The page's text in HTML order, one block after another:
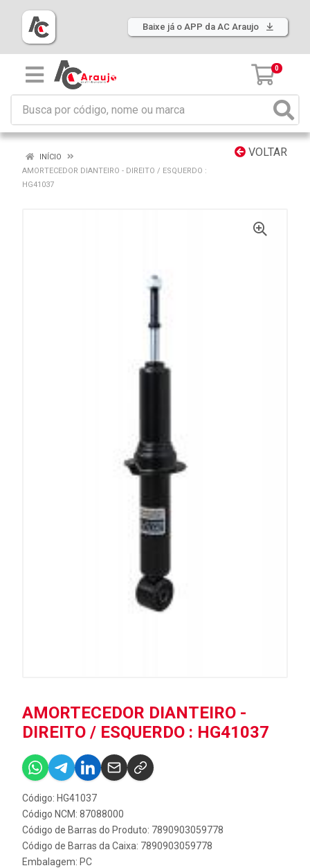
Baixe já o APP da AC Araujo
0
VOLTAR
INÍCIO
AMORTECEDOR DIANTEIRO - DIREITO / ESQUERDO :
HG41037
AMORTECEDOR DIANTEIRO -
DIREITO / ESQUERDO : HG41037
Código: HG41037
Código NCM: 87088000
Código de Barras do Produto: 7890903059778
Código de Barras da Caixa: 7890903059778
Embalagem: PC